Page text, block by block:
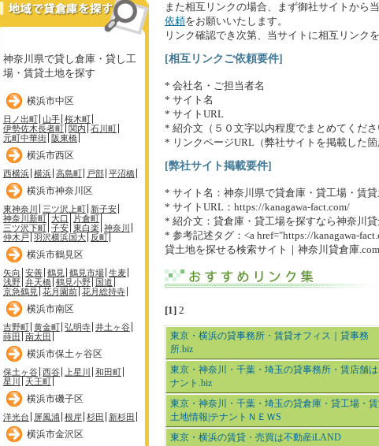
神奈川県で貸し倉庫・貸し工
場・賃貸土地を探す
横浜市中区
日ノ出町 山手 桜木町
伊勢佐木長者町 関内 石川町
元町中華街 阪東橋
横浜市西区
西横浜 横浜 高島町 戸部 平沼橋
横浜市神奈川区
東神奈川 三ツ沢上町 新子安
神奈川新町 大口
片倉町
三ツ沢下町 子安 東白楽 神奈川
仲木戸 羽沢横浜国大 反町
横浜市鶴見区
矢向 安善 鶴見 鶴見市場 生麦
浅野 弁天橋 鶴見小野
国道
京急鶴見
花月園前 花月総持寺
横浜市南区
吉野町 黄金町 弘明寺 井土ヶ谷
蒔田 南太田
横浜市保土ヶ谷区
保土ヶ谷 西谷 上星川
和田町
星川
天王町
横浜市磯子区
洋光台 屏風浦 根岸 杉田 新杉田
横浜市金沢区
また相互リンクの場合、まず御社サイトから
依頼をお願いいたします。
リンク確認でき次第、当サイトに相互リンク
[相互リンクご依頼要件]
* 会社名・ご担当者名
* サイト名
* サイトURL
* 紹介文（５０文字以内程度でまとめてくださ
* リンクページURL（弊社サイトを掲載した箇
[弊社サイト掲載要件]
* サイト名：神奈川県で貸倉庫・貸工場・賃
* サイトURL：https://kanagawa-fact.com/
* 紹介文：貸倉庫・貸工場を探すなら神奈川貸
* 参考記述タグ：<a href="https://kanagawa-
貸土地を探せる検索サイト｜神奈川貸倉庫
[1] 2
東京・横浜の貸事務所・賃貸オフィス｜貸事務
所.biz
東京・神奈川・千葉・埼玉の貸事務所・賃店舗は
ナント.biz
東京・神奈川・千葉・埼玉の貸倉庫・貸工場・
土地情報|テナントＮＥＷS
東京・横浜の賃貸・売買は不動産iLAND